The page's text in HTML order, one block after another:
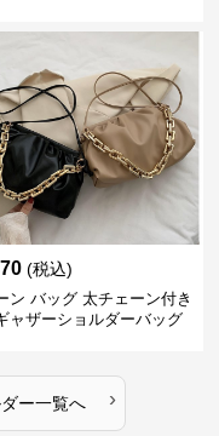
(税込)
ン バッグ 太チェーン付き
ャザーショルダーバッグ
ー一覧へ ›